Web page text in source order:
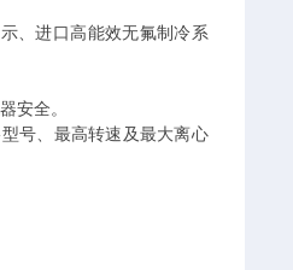
、进口高能效无氟制冷系
安全。
号、最高转速及最大离心